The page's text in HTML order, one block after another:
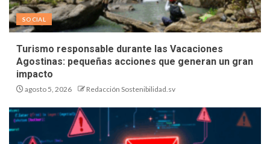
SOCIAL
Turismo responsable durante las Vacaciones
Agostinas: pequeñas acciones que generan un gran
impacto
agosto 5, 2026 Redacción Sostenibilidad.sv